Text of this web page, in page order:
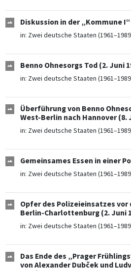
Diskussion in der „Kommune I“
in: Zwei deutsche Staaten
Benno Ohnesorgs Tod (2. Juni
in: Zwei deutsche Staaten
Überführung von Benno
West-Berlin nach Hannover (8.
in: Zwei deutsche Staaten
Gemeinsames Essen in einer
in: Zwei deutsche Staaten
Opfer des Polizeieinsatzes vor
Berlin-Charlottenburg (2. Juni
in: Zwei deutsche Staaten
Das Ende des „Prager
von Alexander Dubček und